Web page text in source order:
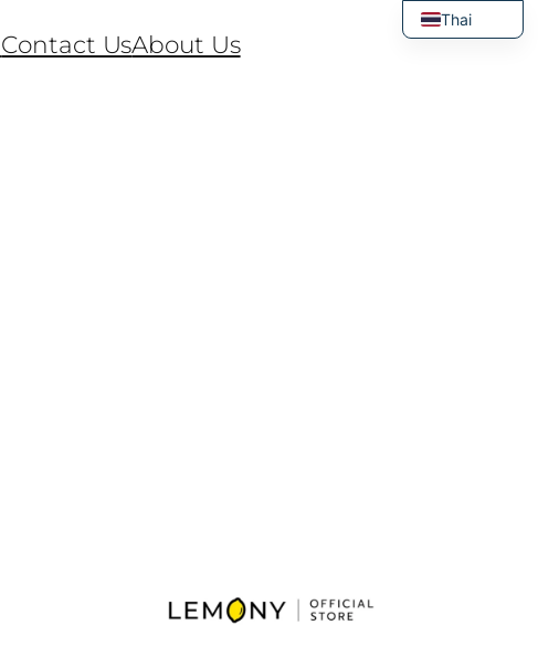
Contact UsAbout Us
Thai